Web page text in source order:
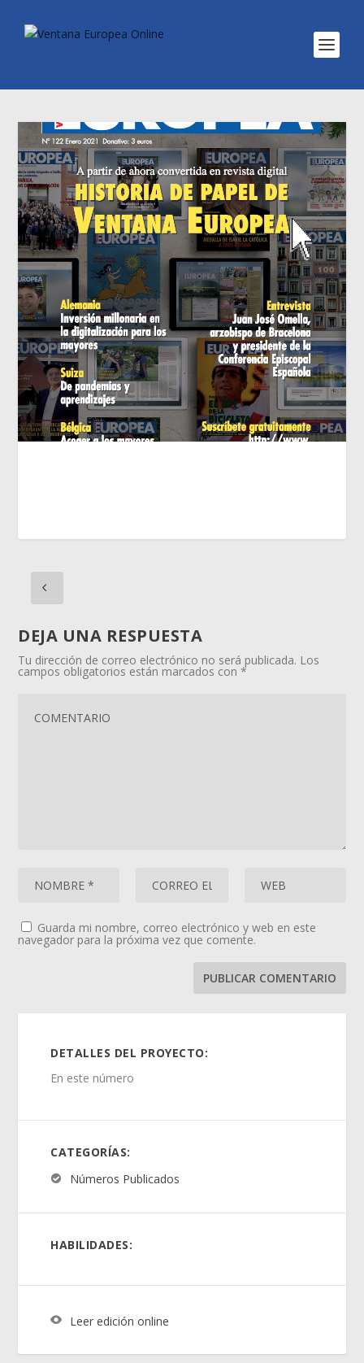
DEJA UNA RESPUESTA
Tu dirección de correo electrónico no será publicada. Los
campos obligatorios están marcados con*
Guarda mi nombre, correo electrónico y web en este
navegador para la próxima vez que comente.
DETALLES DEL PROYECTO:
En este número
CATEGORÍAS:
Números Publicados
HABILIDADES:
Leer edición online